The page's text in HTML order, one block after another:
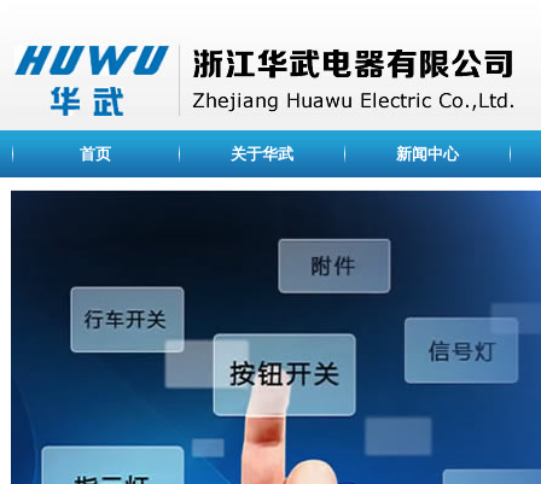
首页 关于华武 新闻中心
是一家专业设计、开发
关、信号灯、光电元件等